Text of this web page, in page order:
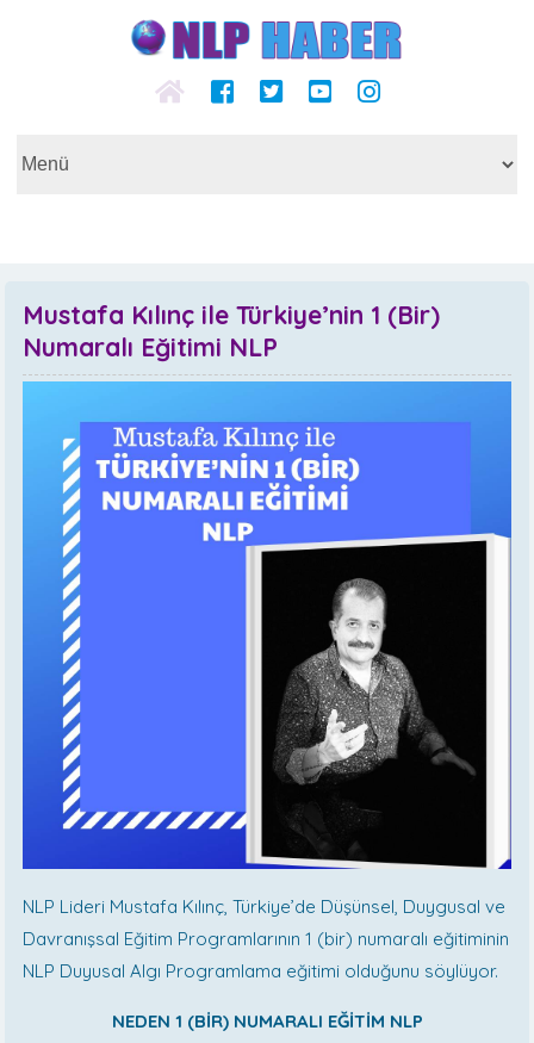
Mustafa Kılınç ile Türkiye’nin 1 (Bir)
Numaralı Eğitimi NLP
NLP Lideri Mustafa Kılınç, Türkiye’de Düşünsel, Duygusal ve
Davranışsal Eğitim Programlarının 1 (bir) numaralı eğitiminin
NLP Duyusal Algı Programlama eğitimi olduğunu söylüyor.
NEDEN 1 (BİR) NUMARALI EĞİTİM NLP